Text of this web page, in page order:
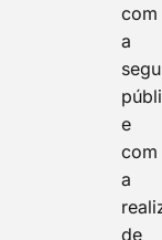
com
a
e
com
a
de